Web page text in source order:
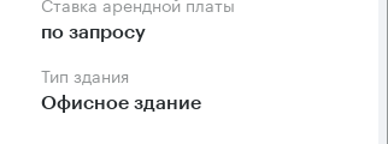
по запросу
Тип здания
Офисное здание